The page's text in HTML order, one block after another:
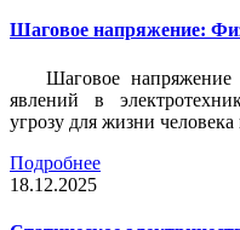
Шаговое напряжение:
Шаговое
явлений в
угрозу для жизни
Подробнее
18.12.2025